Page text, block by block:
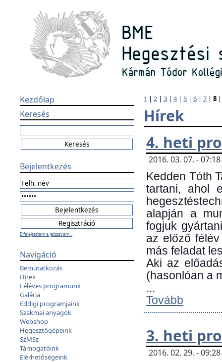
Kezdőlap
Keresés
Bejelentkezés
Elfelejtettem a jelszavam...
Navigáció
Bemutatkozás
Hírek
Féléves programunk
Galéria
Eddigi programjaink
Szakmai anyagok
Webshop
Hegesztőgépeink
SzMSz
Támogatóink
Elérhetőségeink
1 | 2 | 3 | 4| 5 | 6 | 7 | 8
Hírek
4. heti
2016. 03. 07. -
Kedden Tóth
tartani, ahol
alapján a
fogjuk
az előző
más feladat
Aki az
(hasonlóan a
...
Tovább
3. heti
2016. 02. 29. -